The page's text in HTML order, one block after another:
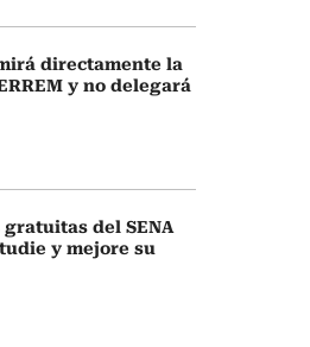
directamente la
y no delegará
del SENA
y mejore su